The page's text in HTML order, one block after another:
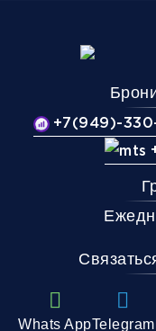
+7(949)-
Whats AppTelegram